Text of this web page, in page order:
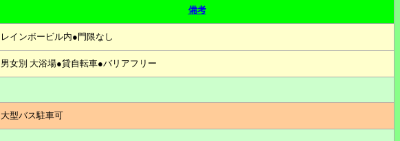
備考
レインボービル内●門限なし
男女別 大浴場●貸自転車●バリアフリー
大型バス駐車可